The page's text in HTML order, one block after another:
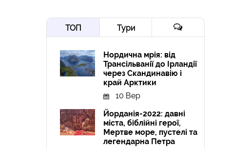
ТОП Тури
Нордична мрія: від
Трансільванії до Ірландії
через Скандинавію і
край Арктики
10 Вер
Йорданія-2022: давні
міста, біблійні герої,
Мертве море, пустелі та
легендарна Петра